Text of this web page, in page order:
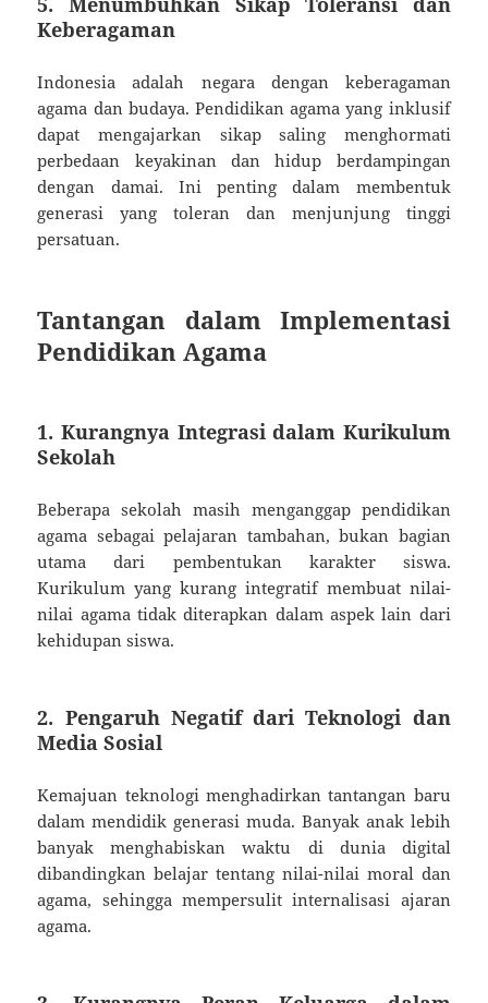
Keberagaman
Indonesia adalah negara dengan keberagaman
agama dan budaya. Pendidikan agama yang inklusif
dapat mengajarkan sikap saling menghormati
perbedaan keyakinan dan hidup berdampingan
dengan damai. Ini penting dalam membentuk
generasi yang toleran dan menjunjung tinggi
persatuan.
Tantangan dalam Implementasi
Pendidikan Agama
1. Kurangnya Integrasi dalam Kurikulum
Sekolah
Beberapa sekolah masih menganggap pendidikan
agama sebagai pelajaran tambahan, bukan bagian
utama dari pembentukan karakter siswa.
Kurikulum yang kurang integratif membuat nilai-
nilai agama tidak diterapkan dalam aspek lain dari
kehidupan siswa.
2. Pengaruh Negatif dari Teknologi dan
Media Sosial
Kemajuan teknologi menghadirkan tantangan baru
dalam mendidik generasi muda. Banyak anak lebih
banyak menghabiskan waktu di dunia digital
dibandingkan belajar tentang nilai-nilai moral dan
agama, sehingga mempersulit internalisasi ajaran
agama.